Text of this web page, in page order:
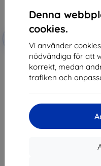
Denna
cookies.
Vi använder
nödvändiga för att
korrekt, medan
trafiken och
Rabatt
kupong
3mk ARC+ Protective film
OnePlus 10 Pro 5G
159 kr
I lager > 5 st